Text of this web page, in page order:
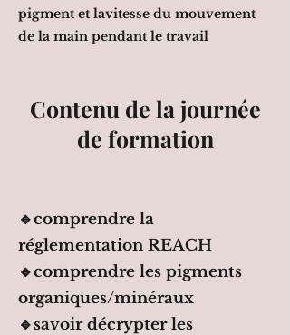
pigment et lavitesse du mouvement
de la main pendant le travail
Contenu de la journée
de formation
🔹comprendre la
réglementation REACH
🔹comprendre les pigments
organiques/minéraux
🔹savoir décrypter les